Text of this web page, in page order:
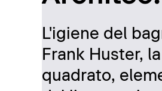
L'igiene del
Frank Huster,
quadrato,